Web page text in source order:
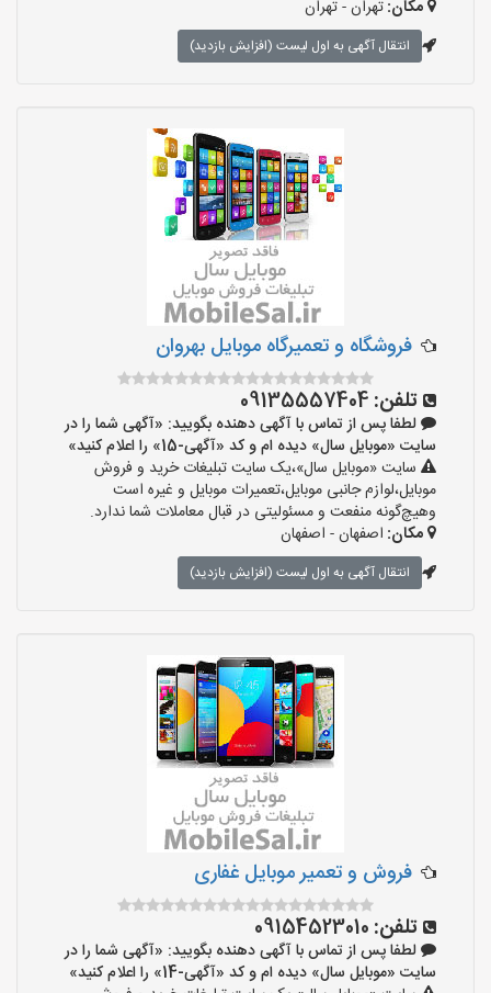
مکان:تهران - تهران
انتقال آگهی به اول لیست (افزایش بازدید)
فروشگاه و تعمیرگاه موبایل بهروان
تلفن: 09135557404
لطفا پس از تماس با آگهی دهنده بگویید: «آگهی شما را در
سایت «موبایل سال» دیده ام و کد «آگهی-15» را اعلام کنید»
سایت «موبایل سال»،یک سایت تبلیغات خرید و فروش
موبایل،لوازم جانبی موبایل،تعمیرات موبایل و غیره است
وهیچ‌گونه منفعت و مسئولیتی در قبال معاملات شما ندارد.
مکان: اصفهان - اصفهان
انتقال آگهی به اول لیست (افزایش بازدید)
فروش و تعمیر موبایل غفاری
تلفن: 09154523010
لطفا پس از تماس با آگهی دهنده بگویید: «آگهی شما را در
سایت «موبایل سال» دیده ام و کد «آگهی-14» را اعلام کنید»